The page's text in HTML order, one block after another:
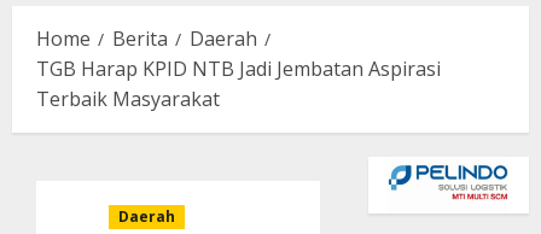
Home Berita
Daerah
TGB Harap KPID NTB Jadi Jembatan Aspirasi
Terbaik Masyarakat
Daerah